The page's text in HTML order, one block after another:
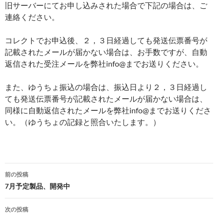
旧サーバーにてお申し込みされた場合で下記の場合は、ご
連絡ください。
コレクトでお申込後、２，３日経過しても発送伝票番号が
記載されたメールが届かない場合は、お手数ですが、自動
返信された受注メールを弊社info@までお送りください。
また、ゆうちょ振込の場合は、振込日より２，３日経過し
ても発送伝票番号が記載されたメールが届かない場合は、
同様に自動返信されたメールを弊社info@までお送りくださ
い。（ゆうちょの記録と照合いたします。）
投
稿
ナ
前の投稿
7月予定製品、開発中
次の投稿